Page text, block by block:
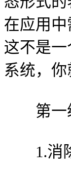
在应用
这不是
系统，
第一
1.消除